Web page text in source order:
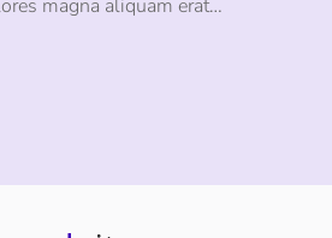
magna aliquam erat…